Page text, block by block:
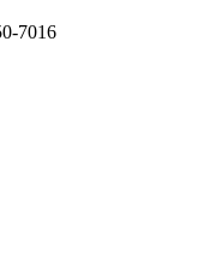
7016